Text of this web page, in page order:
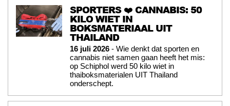
SPORTERS ❤️ CANNABIS: 50
KILO WIET IN
BOKSMATERIAAL UIT
THAILAND
16 juli 2026 - Wie denkt dat sporten en
cannabis niet samen gaan heeft het mis:
op Schiphol werd 50 kilo wiet in
thaiboksmaterialen UIT Thailand
onderschept.